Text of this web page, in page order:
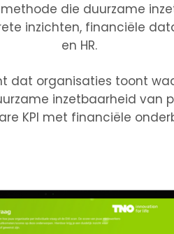
die duurzame
inzichten, financiële
en HR.
dat organisaties toont
inzetbaarheid van
KPI met financiële